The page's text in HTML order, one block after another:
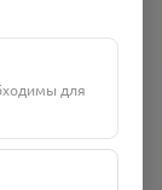
р-н
18
БАНК"
для